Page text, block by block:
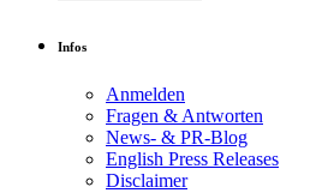
Infos
Anmelden
Fragen & Antworten
News- & PR-Blog
English Press Releases
Disclaimer